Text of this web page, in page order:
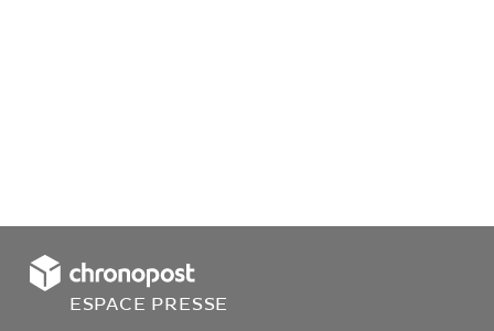
ESPACE PRESSE